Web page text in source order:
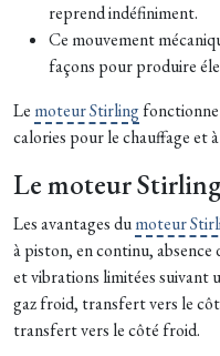
reprend indéfiniment.
Ce mouvement
façons pour produire
Le moteur Stirling
calories pour le chauffage et
Le moteur
Les avantages dumoteur
à piston, en continu,
et vibrations limitées suivant
gaz froid, transfert vers le
transfert vers le côté froid.